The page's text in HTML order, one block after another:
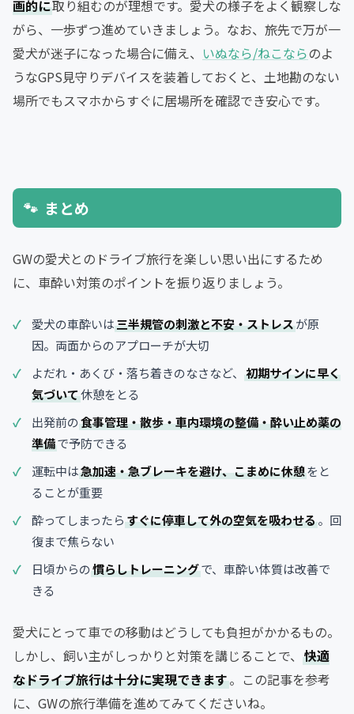
画的に取り組むのが理想です。愛犬の様子をよく観察しな
がら、一歩ずつ進めていきましょう。なお、旅先で万が一
愛犬が迷子になった場合に備え、 いぬなら/ねこならのよ
うなGPS見守りデバイスを装着しておくと、土地勘のない
場所でもスマホからすぐに居場所を確認でき安心です。
まとめ
GWの愛犬とのドライブ旅行を楽しい思い出にするため
に、車酔い対策のポイントを振り返りましょう。
愛犬の車酔いは三半規管の刺激と不安・ストレスが原
因。両面からのアプローチが大切
よだれ・あくび・落ち着きのなさなど、 初期サインに早く
気づいて休憩をとる
出発前の食事管理・散歩・車内環境の整備・酔い止め薬の
準備で予防できる
運転中は急加速・急ブレーキを避け、こまめに休憩をと
ることが重要
酔ってしまったらすぐに停車して外の空気を吸わせる。回
復まで焦らない
日頃からの慣らしトレーニングで、車酔い体質は改善で
きる
愛犬にとって車での移動はどうしても負担がかかるもの。
しかし、飼い主がしっかりと対策を講じることで、 快適
なドライブ旅行は十分に実現できます。この記事を参考
に、GWの旅行準備を進めてみてくださいね。